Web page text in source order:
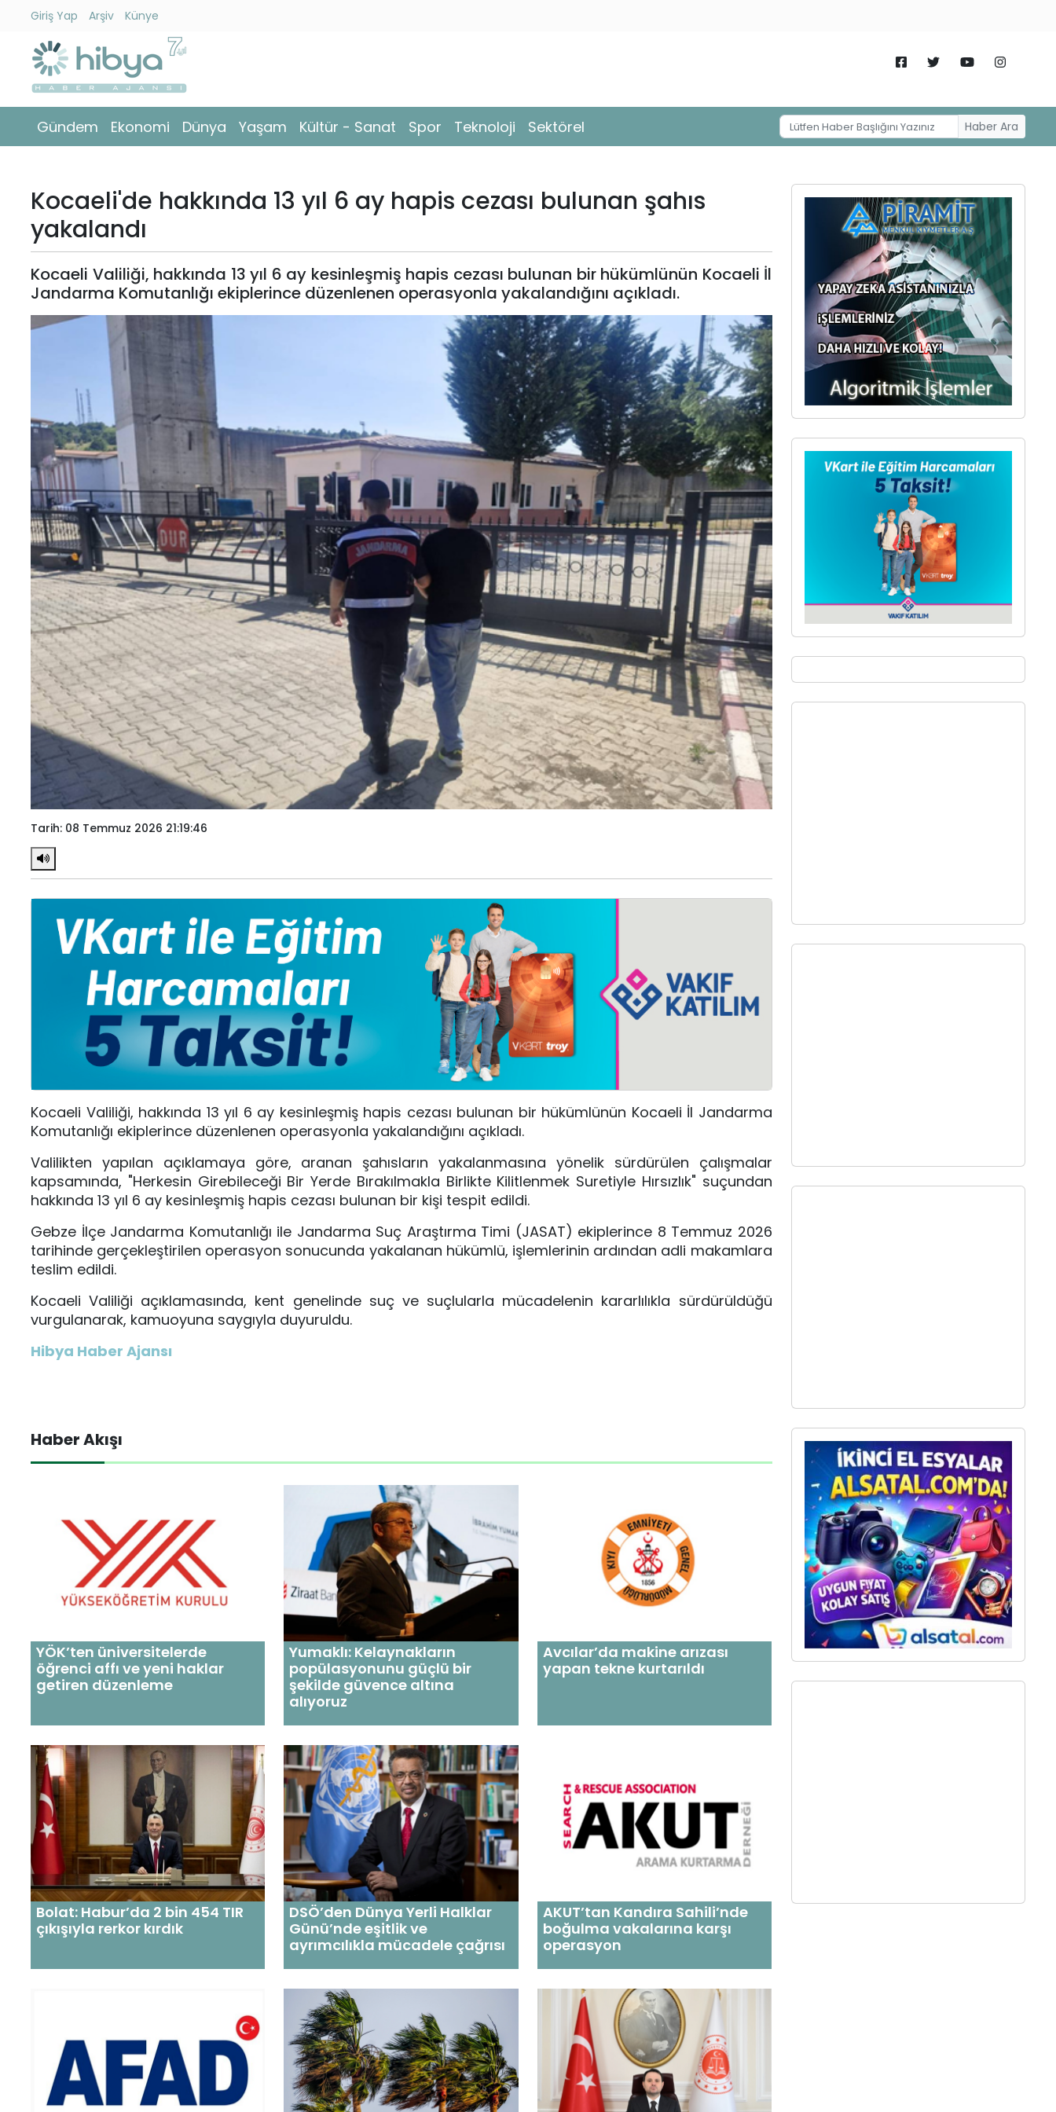
Giriş Yap Arşiv Künye
Gündem Ekonomi Dünya Yaşam Kültür - Sanat Spor Teknoloji Sektörel Haber Ara
Gündem
Ekonomi
Yaşam
Kültür
Sanat
Spor
Sektörel
Arşiv
Künye
Giriş
Yap
Kocaeli'de hakkında 13 yıl 6 ay hapis cezası bulunan şahıs
yakalandı
Kocaeli Valiliği, hakkında 13 yıl 6 ay kesinleşmiş hapis cezası bulunan bir hükümlünün Kocaeli İl
Jandarma Komutanlığı ekiplerince düzenlenen operasyonla yakalandığını açıkladı.
Tarih: 08 Temmuz 2026 21:19:46
Kocaeli Valiliği, hakkında 13 yıl 6 ay kesinleşmiş hapis cezası bulunan bir hükümlünün Kocaeli İl Jandarma
Komutanlığı ekiplerince düzenlenen operasyonla yakalandığını açıkladı.
Valilikten yapılan açıklamaya göre, aranan şahısların yakalanmasına yönelik sürdürülen çalışmalar
kapsamında, "Herkesin Girebileceği Bir Yerde Bırakılmakla Birlikte Kilitlenmek Suretiyle Hırsızlık" suçundan
hakkında 13 yıl 6 ay kesinleşmiş hapis cezası bulunan bir kişi tespit edildi.
Gebze İlçe Jandarma Komutanlığı ile Jandarma Suç Araştırma Timi (JASAT) ekiplerince 8 Temmuz 2026
tarihinde gerçekleştirilen operasyon sonucunda yakalanan hükümlü, işlemlerinin ardından adli makamlara
teslim edildi.
Kocaeli Valiliği açıklamasında, kent genelinde suç ve suçlularla mücadelenin kararlılıkla sürdürüldüğü
vurgulanarak, kamuoyuna saygıyla duyuruldu.
Hibya Haber Ajansı
Haber Akışı
YÖK’ten üniversitelerde
öğrenci affı ve yeni haklar
getiren düzenleme
Yumaklı: Kelaynakların
popülasyonunu güçlü bir
şekilde güvence altına
alıyoruz
Avcılar’da makine arızası
yapan tekne kurtarıldı
Bolat: Habur’da 2 bin 454 TIR
çıkışıyla rerkor kırdık
DSÖ’den Dünya Yerli Halklar
Günü’nde eşitlik ve
ayrımcılıkla mücadele çağrısı
AKUT’tan Kandıra Sahili’nde
boğulma vakalarına karşı
operasyon